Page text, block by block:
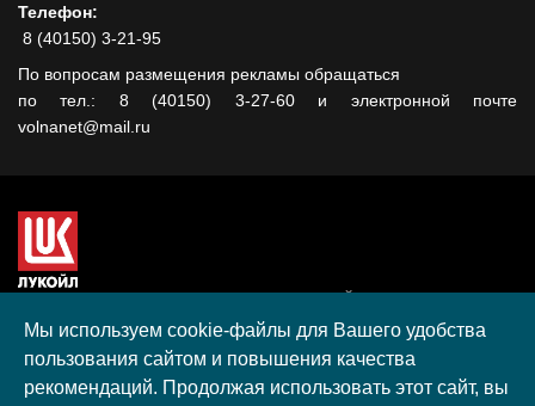
Телефон:
8 (40150) 3-21-95
По вопросам размещения рекламы обращаться
по тел.: 8 (40150) 3-27-60 и электронной почте
volnanet@mail.ru
гранта, полученного в рамках XIII Конкурса социальных и
культурных проектов ПАО "ЛУКОЙЛ" на территории
Калининградской области в 2020 году
Согласие на обработку персональных данных
Мы используем cookie-файлы для Вашего удобства
пользования сайтом и повышения качества
рекомендаций. Продолжая использовать этот сайт, вы